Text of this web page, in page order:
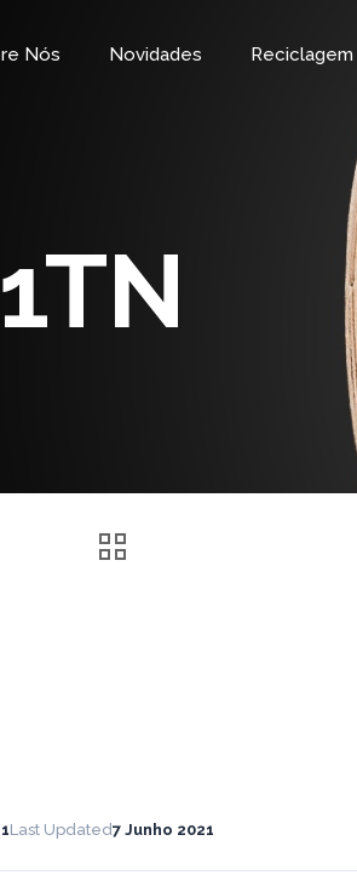
Nós Novidades Reciclagem
Last Updated7 Junho 2021